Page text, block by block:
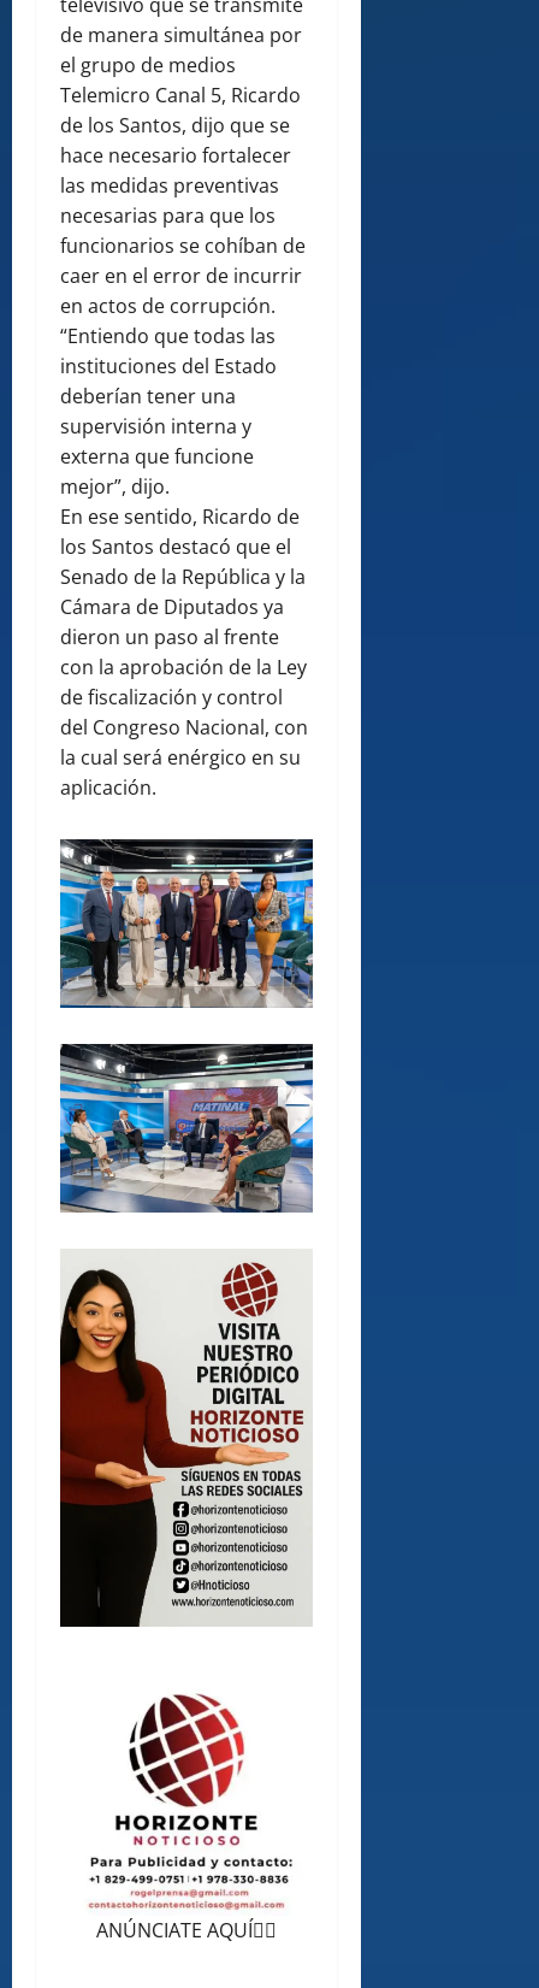
de manera simultánea por
el grupo de medios
Telemicro Canal 5, Ricardo
de los Santos, dijo que se
hace necesario fortalecer
las medidas preventivas
necesarias para que los
funcionarios se cohíban de
caer en el error de incurrir
en actos de corrupción.
“Entiendo que todas las
instituciones del Estado
deberían tener una
supervisión interna y
externa que funcione
mejor”, dijo.
En ese sentido, Ricardo de
los Santos destacó que el
Senado de la República y la
Cámara de Diputados ya
dieron un paso al frente
con la aprobación de la Ley
de fiscalización y control
del Congreso Nacional, con
la cual será enérgico en su
aplicación.
ANÚNCIATE AQUÍ👆🏻